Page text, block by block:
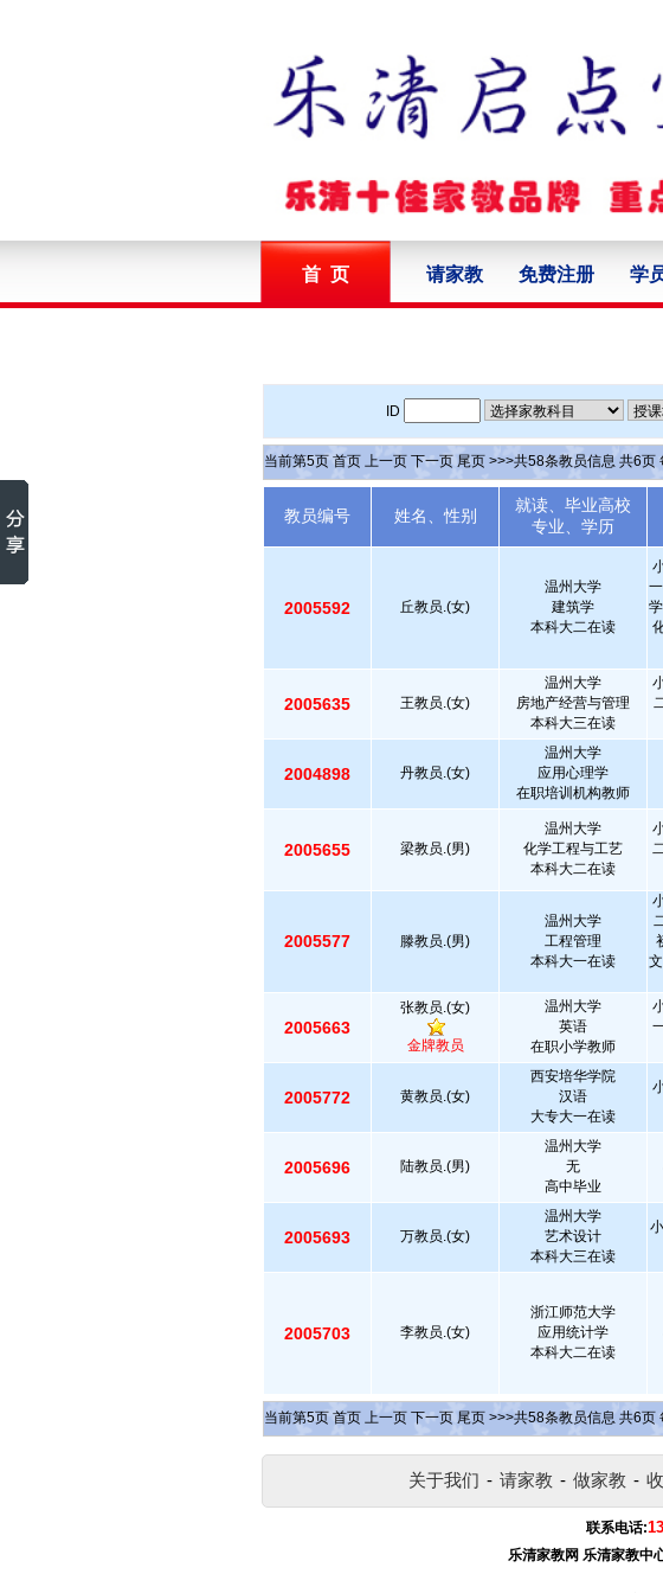
首 页 请家教 免费注册 学
ID
当前第5页 首页 上一页 下一页 尾页 >>>共58条教员信息 共6页
教员编号 姓名、性别
就读、毕业高校
专业、学历
2005592 丘教员.(女)
温州大学
建筑学
本科大二在读
2005635 王教员.(女)
温州大学
房地产经营与管理
本科大三在读
2004898 丹教员.(女)
温州大学
应用心理学
在职培训机构教师
2005655 梁教员.(男)
温州大学
化学工程与工艺
本科大二在读
2005577 滕教员.(男)
温州大学
工程管理
本科大一在读
2005663
张教员.(女)
金牌教员
温州大学
英语
在职小学教师
2005772 黄教员.(女)
西安培华学院
汉语
大专大一在读
2005696 陆教员.(男)
温州大学
无
高中毕业
2005693 万教员.(女)
温州大学
艺术设计
本科大三在读
2005703 李教员.(女)
浙江师范大学
应用统计学
本科大二在读
当前第5页 首页 上一页 下一页 尾页 >>>共58条教员信息 共6页
关于我们 - 请家教 - 做家教 -
联系电话:
乐清家教网 乐清家教中